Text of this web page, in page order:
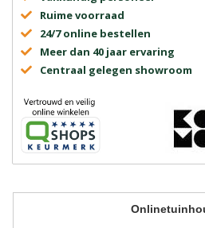
Ruime voorraad
24/7 online bestellen
Meer dan 40 jaar ervaring
Centraal gelegen showroom